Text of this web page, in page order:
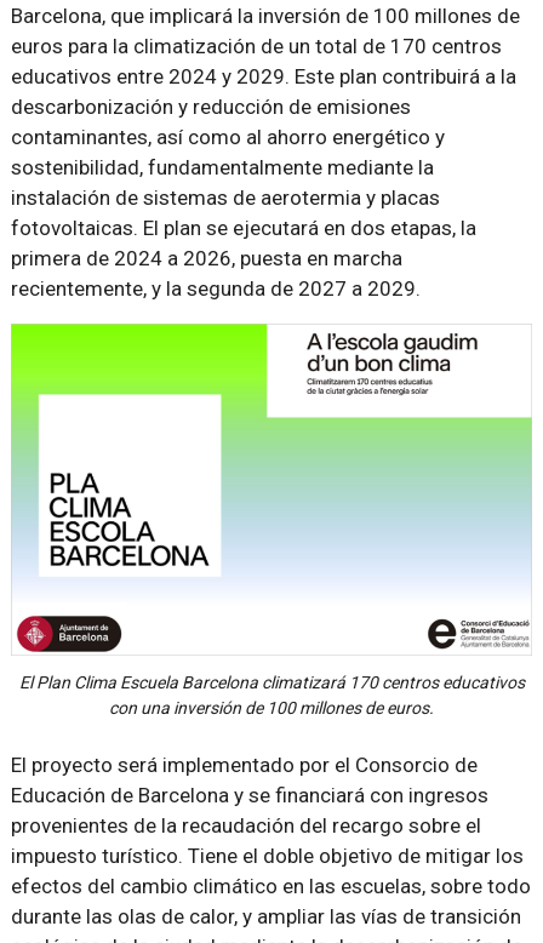
Barcelona, que implicará la inversión de 100 millones de
euros para la climatización de un total de 170 centros
educativos entre 2024 y 2029. Este plan contribuirá a la
descarbonización y reducción de emisiones
contaminantes, así como al ahorro energético y
sostenibilidad, fundamentalmente mediante la
instalación de sistemas de aerotermia y placas
fotovoltaicas. El plan se ejecutará en dos etapas, la
primera de 2024 a 2026, puesta en marcha
recientemente, y la segunda de 2027 a 2029.
El Plan Clima Escuela Barcelona climatizará 170 centros educativos
con una inversión de 100 millones de euros.
El proyecto será implementado por el Consorcio de
Educación de Barcelona y se financiará con ingresos
provenientes de la recaudación del recargo sobre el
impuesto turístico. Tiene el doble objetivo de mitigar los
efectos del cambio climático en las escuelas, sobre todo
durante las olas de calor, y ampliar las vías de transición